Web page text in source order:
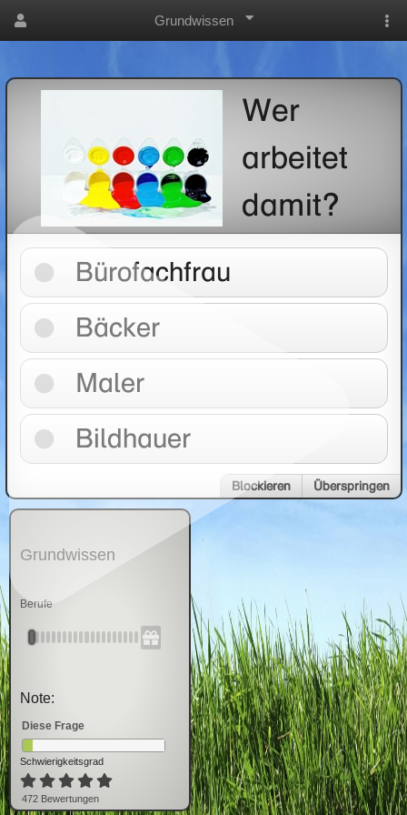
Grundwissen
Wer
arbeitet
damit?
Bürofachfrau
Bäcker
Maler
Bildhauer
Blockieren Überspringen
Grundwissen
Berufe
Note:
Diese Frage
Schwierigkeitsgrad
472 Bewertungen